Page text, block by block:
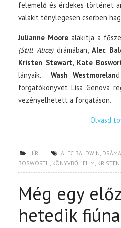
felemelő és érdekes történet
valakit ténylegesen cserben
Julianne Moore alakítja a
(Still Alice)drámában,Alec
Kristen Stewart, Kate
lányaik.
Wash Westmorelan
forgatókönyvet Lisa Genova
vezényelhetett a forgatáson.
Olvasd
HÍR ALEC BALDWIN,
BOSWORTH, KÖNYVBŐL FILM,
Még egy
hetedik